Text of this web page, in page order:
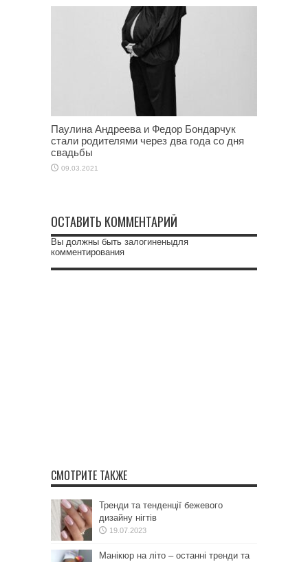
Паулина Андреева и Федор Бондарчук
стали родителями через два года со дня
свадьбы
09.03.2021
ОСТАВИТЬ КОММЕНТАРИЙ
Вы должны быть залогиненыдля
комментирования
СМОТРИТЕ ТАКЖЕ
Тренди та тенденції бежевого
дизайну нігтів
19.07.2023
Манікюр на літо – останні тренди та